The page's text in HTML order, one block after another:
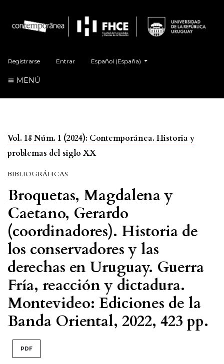
Registrarse Entrar Español (España)
MENÚ
Vol. 18 Núm. 1 (2024): Contemporánea. Historia y
problemas del siglo XX
BIBLIOGRÁFICAS
Broquetas, Magdalena y
Caetano, Gerardo
(coordinadores). Historia de
los conservadores y las
derechas en Uruguay. Guerra
Fría, reacción y dictadura.
Montevideo: Ediciones de la
Banda Oriental, 2022, 423 pp.
PDF